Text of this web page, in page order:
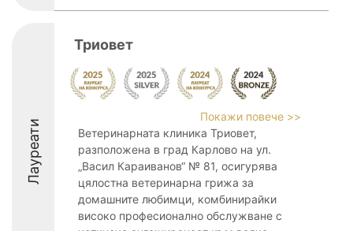
Лауреати
Триовет
Покажи повече >>
Ветеринарната клиника Триовет,
разположена в град Карлово на ул.
„Васил Караиванов“ № 81, осигурява
цялостна ветеринарна грижа за
домашните любимци, комбинирайки
високо професионално обслужване с